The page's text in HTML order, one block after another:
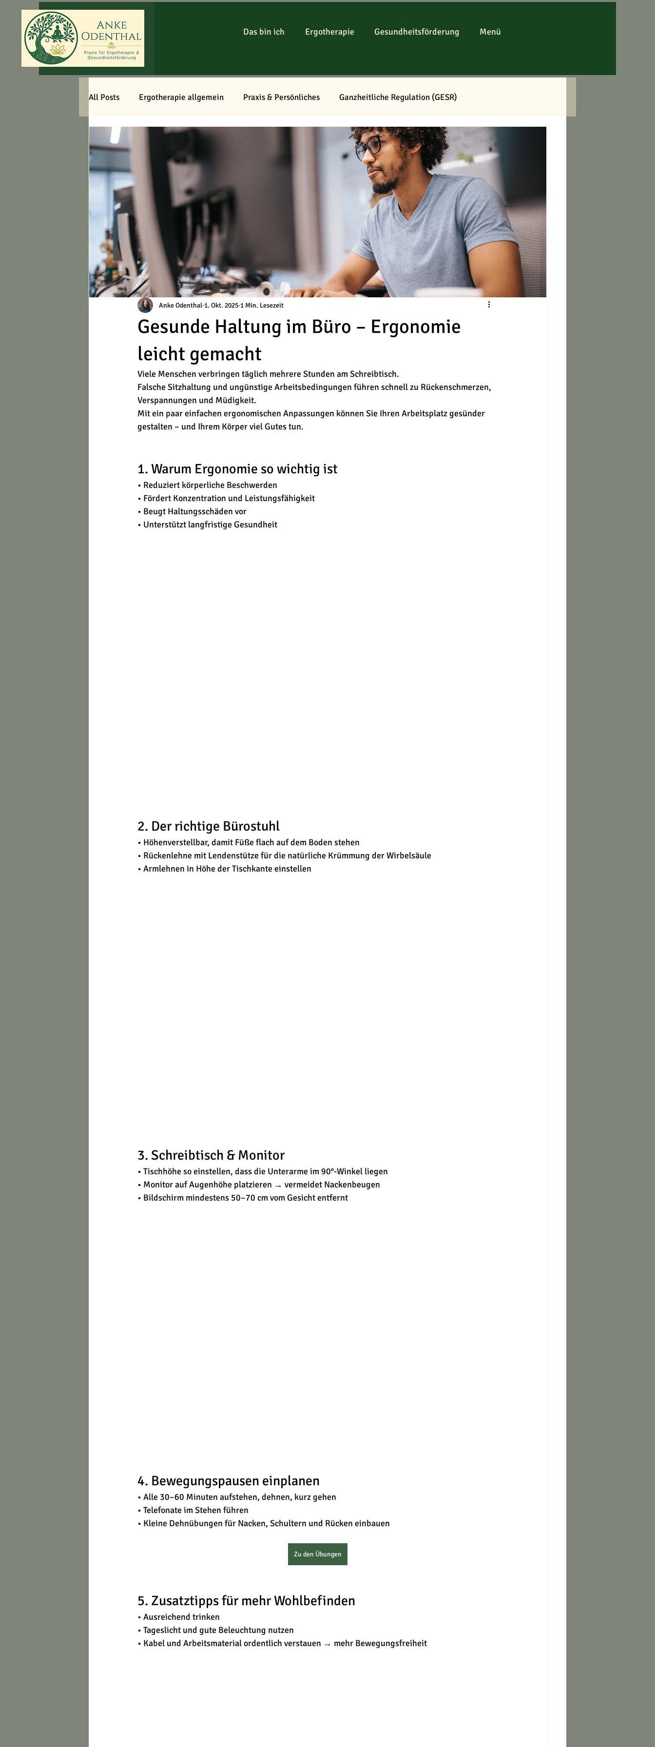
Das bin ich Ergotherapie Gesundheitsförderung Menü
All Posts Ergotherapie allgemein Praxis & Persönliches Ganzheitliche Regulation (GESR)
Gesund leben & Selbsthilfe
Gesunde Haltung im Büro – Ergonomie
leicht gemacht
Anke Odenthal 1. Okt. 2025 1 Min. Lesezeit
Viele Menschen verbringen täglich mehrere Stunden am Schreibtisch.
Falsche Sitzhaltung und ungünstige Arbeitsbedingungen führen schnell zu Rückenschmerzen,
Verspannungen und Müdigkeit.
Mit ein paar einfachen ergonomischen Anpassungen können Sie Ihren Arbeitsplatz gesünder
gestalten – und Ihrem Körper viel Gutes tun.
1. Warum Ergonomie so wichtig ist
• Reduziert körperliche Beschwerden
• Fördert Konzentration und Leistungsfähigkeit
• Beugt Haltungsschäden vor
• Unterstützt langfristige Gesundheit
2. Der richtige Bürostuhl
• Höhenverstellbar, damit Füße flach auf dem Boden stehen
• Rückenlehne mit Lendenstütze für die natürliche Krümmung der Wirbelsäule
• Armlehnen in Höhe der Tischkante einstellen
3. Schreibtisch & Monitor
• Tischhöhe so einstellen, dass die Unterarme im 90°-Winkel liegen
• Monitor auf Augenhöhe platzieren → vermeidet Nackenbeugen
• Bildschirm mindestens 50–70 cm vom Gesicht entfernt
4. Bewegungspausen einplanen
• Alle 30–60 Minuten aufstehen, dehnen, kurz gehen
• Telefonate im Stehen führen
• Kleine Dehnübungen für Nacken, Schultern und Rücken einbauen
Zu den Übungen
5. Zusatztipps für mehr Wohlbefinden
• Ausreichend trinken
• Tageslicht und gute Beleuchtung nutzen
• Kabel und Arbeitsmaterial ordentlich verstauen → mehr Bewegungsfreiheit